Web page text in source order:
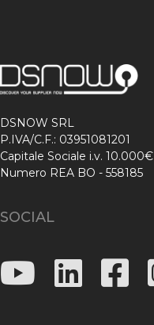
DSNOW SRL
P.IVA/C.F.: 03951081201
Capitale Sociale i.v. 10.000€
Numero REA BO - 558185
SOCIAL